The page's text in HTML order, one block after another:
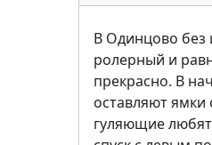
В Одинцово без
ролерный и
прекрасно. В
оставляют ямки
гуляющие